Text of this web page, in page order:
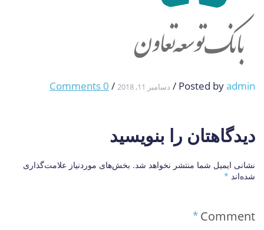
Posted byadmin
/ دسامبر 11, 2018 /
0 Comments
دیدگاهتان را بنویسید
نشانی ایمیل شما منتشر نخواهد شد. بخش‌های موردنیاز علامت‌گذاری
شده‌اند *
Comment
*